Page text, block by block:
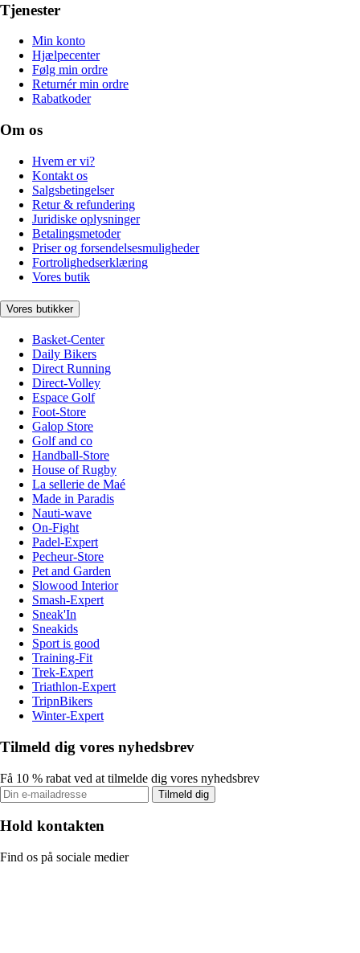
Tjenester
Min konto
Hjælpecenter
Følg min ordre
Returnér min ordre
Rabatkoder
Om os
Hvem er vi?
Kontakt os
Salgsbetingelser
Retur & refundering
Juridiske oplysninger
Betalingsmetoder
Priser og forsendelsesmuligheder
Fortrolighedserklæring
Vores butik
Vores butikker
Basket-Center
Daily Bikers
Direct Running
Direct-Volley
Espace Golf
Foot-Store
Galop Store
Golf and co
Handball-Store
House of Rugby
La sellerie de Maé
Made in Paradis
Nauti-wave
On-Fight
Padel-Expert
Pecheur-Store
Pet and Garden
Slowood Interior
Smash-Expert
Sneak'In
Sneakids
Sport is good
Training-Fit
Trek-Expert
Triathlon-Expert
TripnBikers
Winter-Expert
Tilmeld dig vores nyhedsbrev
Få 10 % rabat ved at tilmelde dig vores nyhedsbrev
Tilmeld dig
Hold kontakten
Find os på sociale medier